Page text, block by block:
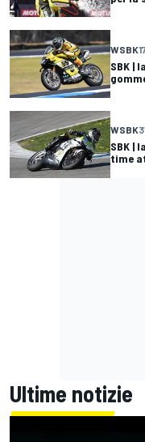
WSBK
SBK |
WSBK
SBK |
time
Ultime notizie